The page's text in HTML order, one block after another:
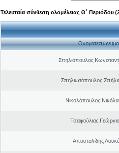
Τελευταία σύνθεση ολομέλειας Θ΄ Περιόδου
Ονοματεπώνυμο
Σπηλιόπουλος
Σπηλιωτόπουλος
Νικολόπουλος
Τσαφούλιας
Αποστολίδης